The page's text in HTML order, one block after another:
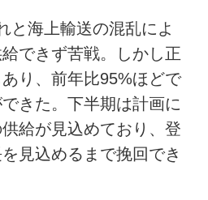
と海上輸送の混乱によ
できず苦戦。しかし正
り、前年比95%ほどで
きた。下半期は計画に
給が見込めており、登
見込めるまで挽回でき